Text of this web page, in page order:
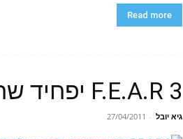
Read more
F.E.A.R 3 יפחיד שחקנים ברחבי העולם רק ביוני
גיא יובל -
27/04/2011